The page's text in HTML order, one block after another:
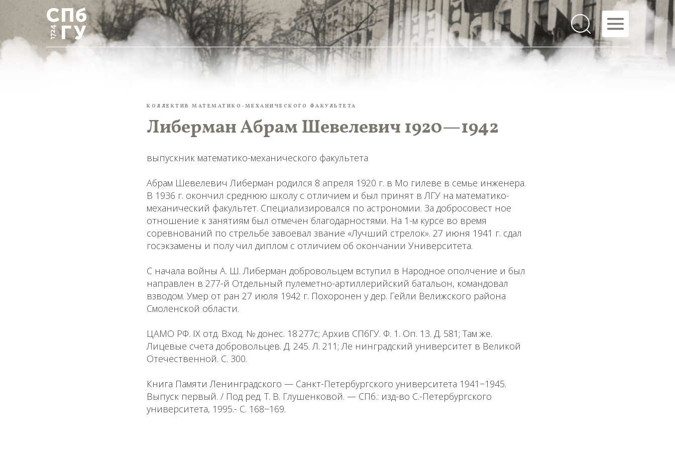
КОЛЛЕКТИВ МАТЕМАТИКО-МЕХАНИЧЕСКОГО ФАКУЛЬТЕТА
Либерман Абрам Шевелевич 1920—1942
выпускник математико-механического факультета
Абрам Шевелевич Либерман родился 8 апреля 1920 г. в Мо гилеве в семье инженера.
В 1936 г. окончил среднюю школу с отличием и был принят в ЛГУ на математико-
механический факультет. Специализировался по астрономии. За добросовест ное
отношение к занятиям был отмечен благодарностями. На 1-м курсе во время
соревнований по стрельбе завоевал звание «Лучший стрелок». 27 июня 1941 г. сдал
госэкзамены и полу чил диплом с отличием об окончании Университета.
С начала войны А. Ш. Либерман добровольцем вступил в Народное ополчение и был
направлен в 277-й Отдельный пулеметно-артиллерийский батальон, командовал
взводом. Умер от ран 27 июля 1942 г. Похоронен у дер. Гейли Велижского района
Смоленской области.
ЦАМО РФ. IX отд. Вход. № донес. 18 277с; Архив СПбГУ. Ф. 1. Оп. 13. Д. 581; Там же.
Лицевые счета добровольцев. Д. 245. Л. 211; Ле нинградский университет в Великой
Отечественной. С. 300.
Книга Памяти Ленинградского — Санкт-Петербургского университета 1941−1945.
Выпуск первый. / Под ред. Т. В. Глушенковой. — СПб.: изд-во С.-Петербургского
университета, 1995.- С. 168−169.